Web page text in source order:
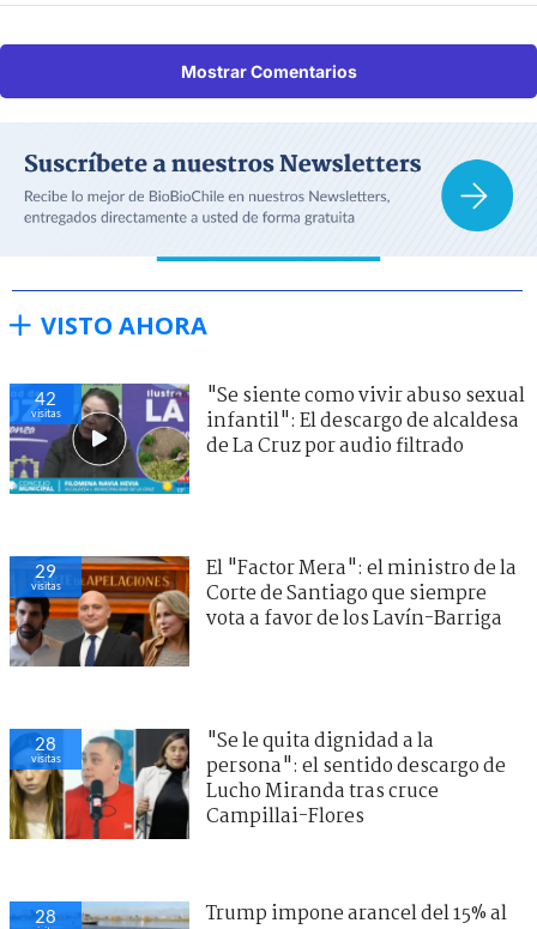
Mostrar Comentarios
VISTO AHORA
42
visitas
"Se siente como vivir abuso sexual
infantil": El descargo de alcaldesa
de La Cruz por audio filtrado
29
visitas
El "Factor Mera": el ministro de la
Corte de Santiago que siempre
vota a favor de los Lavín-Barriga
28
visitas
"Se le quita dignidad a la
persona": el sentido descargo de
Lucho Miranda tras cruce
Campillai-Flores
28
Trump impone arancel del 15% al